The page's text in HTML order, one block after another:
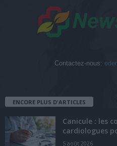
Contactez-nous:
ENCORE PLUS D'ARTICLES
Canicule : les
cardiologues
5 août 2026